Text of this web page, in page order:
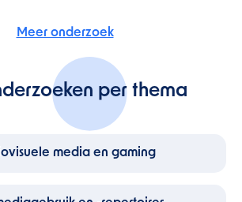
Meer onderzoek
per thema
media en gaming